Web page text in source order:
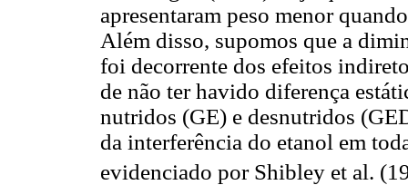
apresentaram peso menor
Além disso, supomos que a
foi decorrente dos efeitos
de não ter havido diferença
nutridos (GE) e desnutridos
da interferência do etanol em
evidenciado por Shibley et al.